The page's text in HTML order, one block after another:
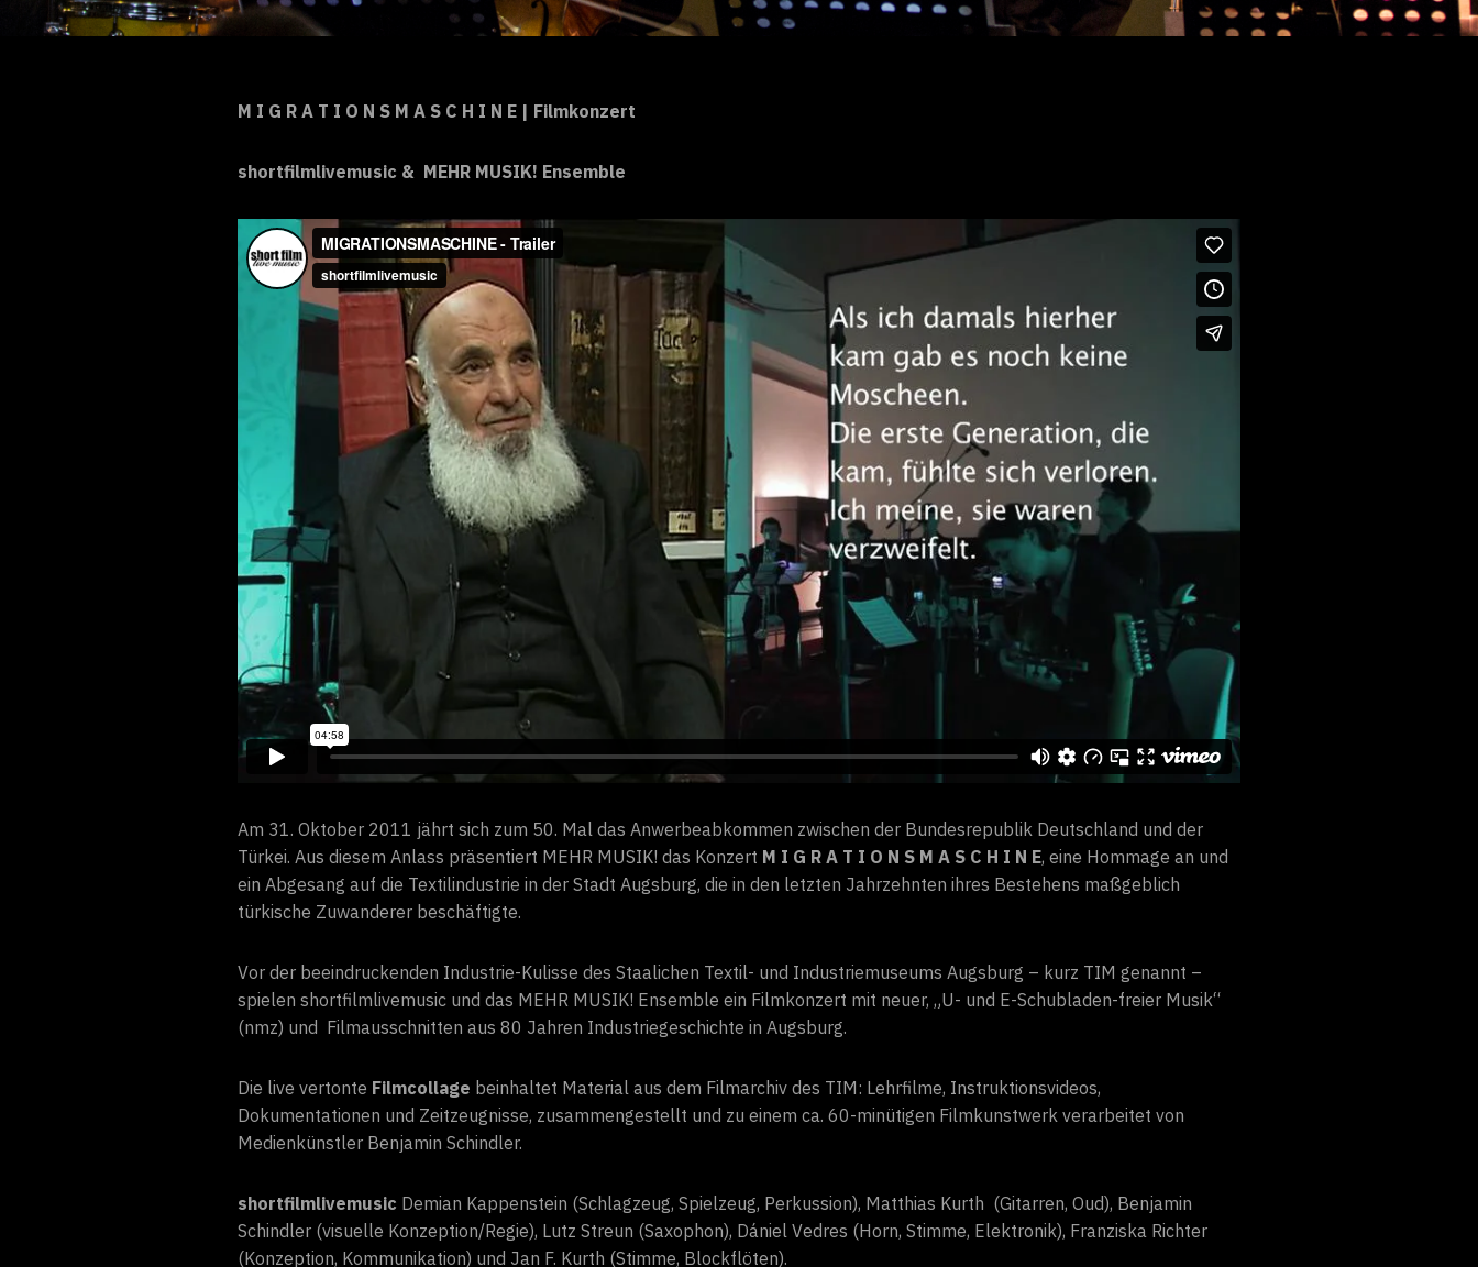
M I G R A T I O N S M A S C H I N E | Filmkonzert
shortfilmlivemusic & MEHR MUSIK! Ensemble
Am 31. Oktober 2011 jährt sich zum 50. Mal das Anwerbeabkommen zwischen der Bundesrepublik Deutschland und der
Türkei. Aus diesem Anlass präsentiert MEHR MUSIK! das Konzert M I G R A T I O N S M A S C H I N E, eine Hommage an und
ein Abgesang auf die Textilindustrie in der Stadt Augsburg, die in den letzten Jahrzehnten ihres Bestehens maßgeblich
türkische Zuwanderer beschäftigte.
Vor der beeindruckenden Industrie-Kulisse des Staalichen Textil- und Industriemuseums Augsburg – kurz TIM genannt –
spielen shortfilmlivemusic und das MEHR MUSIK! Ensemble ein Filmkonzert mit neuer, „U- und E-Schubladen-freier Musik“
(nmz) und Filmausschnitten aus 80 Jahren Industriegeschichte in Augsburg.
Die live vertonte Filmcollage beinhaltet Material aus dem Filmarchiv des TIM: Lehrfilme, Instruktionsvideos,
Dokumentationen und Zeitzeugnisse, zusammengestellt und zu einem ca. 60-minütigen Filmkunstwerk verarbeitet von
Medienkünstler Benjamin Schindler.
shortfilmlivemusic Demian Kappenstein (Schlagzeug, Spielzeug, Perkussion), Matthias Kurth (Gitarren, Oud), Benjamin
Schindler (visuelle Konzeption/Regie), Lutz Streun (Saxophon), Dániel Vedres (Horn, Stimme, Elektronik), Franziska Richter
(Konzeption, Kommunikation) und Jan F. Kurth (Stimme, Blockflöten).